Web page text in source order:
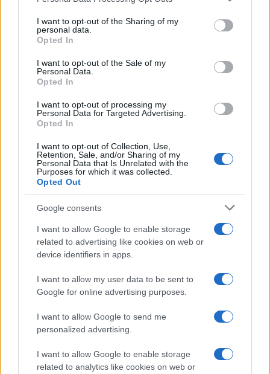
not limited to your visit or usage behaviour. You may click to
grant or deny consent to Google and its third-party tags to
use your data for below specified purposes in below Google
consent section.
I want to opt-out of the Sharing of my
personal data.
Opted In
I want to opt-out of the Sale of my
Personal Data.
Opted In
I want to opt-out of processing my
Personal Data for Targeted Advertising.
Opted In
I want to opt-out of Collection, Use,
Retention, Sale, and/or Sharing of my
Personal Data that Is Unrelated with the
Purposes for which it was collected.
Opted Out
Google consents
I want to allow Google to enable storage
related to advertising like cookies on web or
device identifiers in apps.
I want to allow my user data to be sent to
Google for online advertising purposes.
I want to allow Google to send me
personalized advertising.
I want to allow Google to enable storage
related to analytics like cookies on web or
Guida sensoriale: note aromatiche per focalizzazione,
relax e buonumore
Camilla Fiore · 7 Ago 2026
FITNESS
Allenamento da spiaggia: tre livelli beach-friendly
Camilla Fiore · 7 Ago 2026